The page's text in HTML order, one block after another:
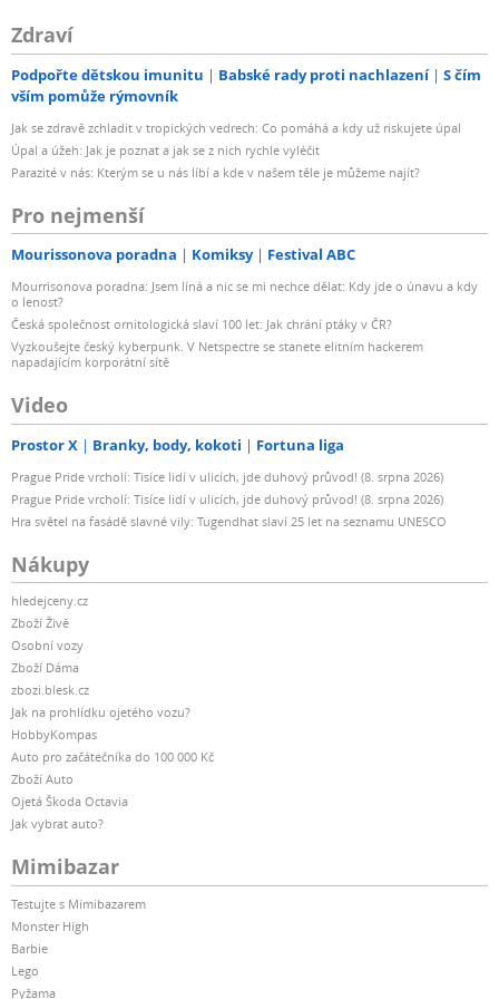
Zdraví
Podpořte dětskou imunitu Babské rady proti nachlazení
S čím
vším pomůže rýmovník
Jak se zdravě zchladit v tropických vedrech: Co pomáhá a kdy už riskujete úpal
Úpal a úžeh: Jak je poznat a jak se z nich rychle vyléčit
Parazité v nás: Kterým se u nás líbí a kde v našem těle je můžeme najít?
Pro nejmenší
Mourissonova poradna Komiksy Festival ABC
Mourrisonova poradna: Jsem líná a nic se mi nechce dělat: Kdy jde o únavu a kdy
o lenost?
Česká společnost ornitologická slaví 100 let: Jak chrání ptáky v ČR?
Vyzkoušejte český kyberpunk. V Netspectre se stanete elitním hackerem
napadajícím korporátní sítě
Video
Prostor X Branky, body, kokoti Fortuna liga
Prague Pride vrcholí: Tisíce lidí v ulicích, jde duhový průvod! (8. srpna 2026)
Prague Pride vrcholí: Tisíce lidí v ulicích, jde duhový průvod! (8. srpna 2026)
Hra světel na fasádě slavné vily: Tugendhat slaví 25 let na seznamu UNESCO
Nákupy
hledejceny.cz
Zboží Živě
Osobní vozy
Zboží Dáma
zbozi.blesk.cz
Jak na prohlídku ojetého vozu?
HobbyKompas
Auto pro začátečníka do 100 000 Kč
Zboží Auto
Ojetá Škoda Octavia
Jak vybrat auto?
Mimibazar
Testujte s Mimibazarem
Monster High
Barbie
Lego
Pyžama